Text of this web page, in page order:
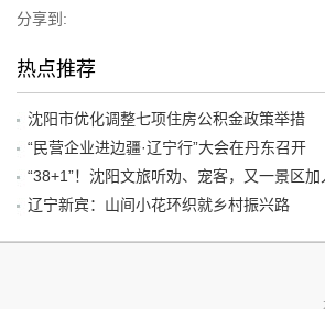
分享到:
热点推荐
沈阳市优化调整七项住房公积金政策举措
“民营企业进边疆·辽宁行”大会在丹东召开
辽宁新宾：山间小花环织就乡村振兴路